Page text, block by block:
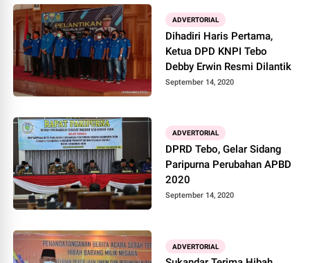
ADVERTORIAL
Dihadiri Haris Pertama,
Ketua DPD KNPI Tebo
Debby Erwin Resmi Dilantik
September 14, 2020
ADVERTORIAL
DPRD Tebo, Gelar Sidang
Paripurna Perubahan APBD
2020
September 14, 2020
ADVERTORIAL